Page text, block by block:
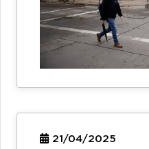
21/04/2025